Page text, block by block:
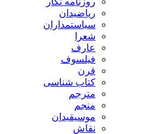
ریاضیدان
سیاستمداران
شعرا
عارف
فیلسوف
قرن
کتاب شناسی
مترجم
منجم
موسیقیدان
نقاش